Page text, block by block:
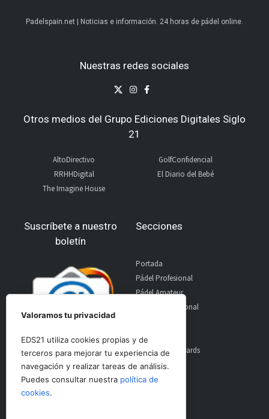
Padelspain.net | Noticias e información. 24 horas de pádel online.
Nuestras redes sociales
Otros medios del Grupo Ediciones Digitales Siglo
21
AltoDirectivo
RRHHDigital
The Imagine House
GolfConfidencial
El Diario del Bebé
Suscríbete a nuestro
boletín
Secciones
Portada
Pádel Profesional
Pádel Amateur
Pádel Internacional
Material
World Padel Awards
Contacto
Publicidad
Valoramos tu privacidad
EDS21 utiliza cookies propias y de
terceros para mejorar tu experiencia de
navegación y realizar tareas de análisis.
Puedes consultar nuestra política de
cookies.